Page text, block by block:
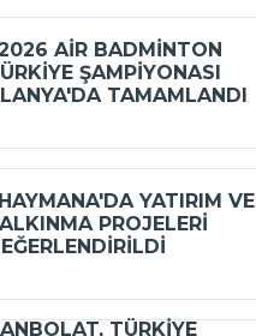
AIR BADMINTON
ŞAMPIYONASI
TAMAMLANDI
YATIRIM VE
PROJELERI
TÜRKIYE